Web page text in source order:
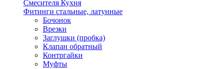
Смесителя Кухня
Фитинги стальные, латунные
Бочонок
Врезки
Заглушки (пробка)
Клапан обратный
Контргайки
Муфты